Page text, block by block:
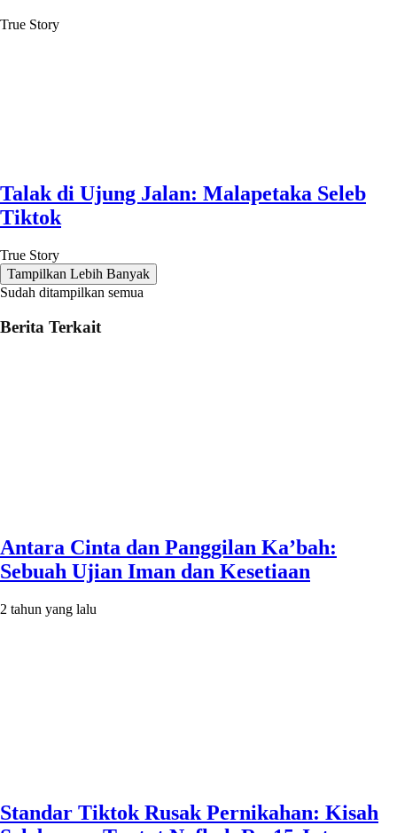
True Story
Talak di Ujung Jalan: Malapetaka Seleb
Tiktok
True Story
Tampilkan Lebih Banyak
Sudah ditampilkan semua
Berita Terkait
Antara Cinta dan Panggilan Ka’bah:
Sebuah Ujian Iman dan Kesetiaan
2 tahun yang lalu
Standar Tiktok Rusak Pernikahan: Kisah